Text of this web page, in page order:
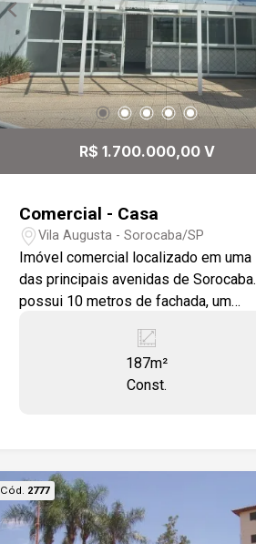
R$ 1.700.000,00 V
Comercial - Casa
Vila Augusta - Sorocaba/SP
Imóvel comercial localizado em uma
das principais avenidas de Sorocaba.
possui 10 metros de fachada, um
excelente fluxo de veículos. Atualmente
toda infraestrutura montada de
restaurante/pizzaria. Oportunidade para
saber mais informações ou agendar
uma visita?
187m²
Const.
Cód. 2777